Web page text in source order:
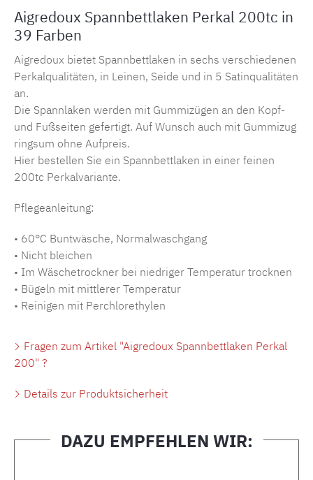
Aigredoux Spannbettlaken Perkal 200tc in
39 Farben
Aigredoux bietet Spannbettlaken in sechs verschiedenen
Perkalqualitäten, in Leinen, Seide und in 5 Satinqualitäten
an.
Die Spannlaken werden mit Gummizügen an den Kopf-
und Fußseiten gefertigt. Auf Wunsch auch mit Gummizug
ringsum ohne Aufpreis.
Hier bestellen Sie ein Spannbettlaken in einer feinen
200tc Perkalvariante.
Pflegeanleitung:
• 60°C Buntwäsche, Normalwaschgang
• Nicht bleichen
• Im Wäschetrockner bei niedriger Temperatur trocknen
• Bügeln mit mittlerer Temperatur
• Reinigen mit Perchlorethylen
Fragen zum Artikel "Aigredoux Spannbettlaken Perkal
200" ?
Details zur Produktsicherheit
DAZU EMPFEHLEN WIR: